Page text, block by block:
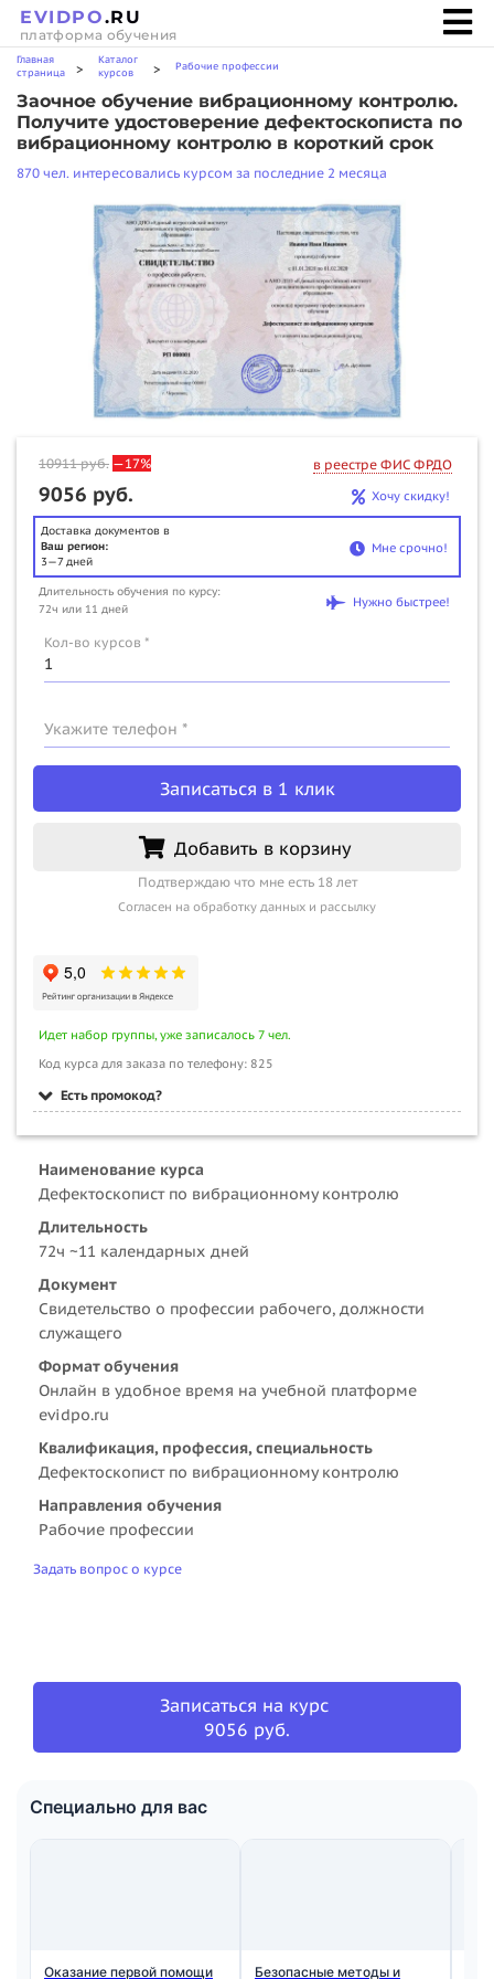
EVIDPO.RU
платформа обучения
Главная
страница
>
Каталог
курсов
> Рабочие профессии
Заочное обучение вибрационному контролю.
Получите удостоверение дефектоскописта по
вибрационному контролю в короткий срок
870 чел. интересовались курсом за последние 2 месяца
10911руб. —17% в реестре ФИС ФРДО
9056 руб. Хочу скидку!
Доставка документов в
Ваш регион:
3—7 дней
Мне срочно!
Длительность обучения по курсу:
72ч или 11 дней
Нужно быстрее!
Кол-во курсов *
Укажите телефон *
Записаться в 1 клик
Добавить в корзину
Подтверждаю что мне есть 18 лет
Согласен на обработку данных и рассылку
Идет набор группы, уже записалось 7 чел.
Код курса для заказа по телефону: 825
Есть промокод?
Наименование курса
Дефектоскопист по вибрационному контролю
Длительность
72ч ~11 календарных дней
Документ
Свидетельство о профессии рабочего, должности
служащего
Формат обучения
Онлайн в удобное время на учебной платформе
evidpo.ru
Квалификация, профессия, специальность
Дефектоскопист по вибрационному контролю
Направления обучения
Рабочие профессии
Задать вопрос о курсе
Записаться на курс
9056 руб.
Специально для вас
Оказание первой помощи Безопасные методы и